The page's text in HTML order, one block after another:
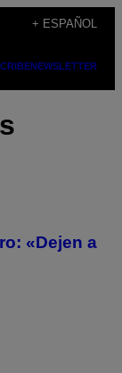
+ ESPAÑOL
NEWSLETTER
«Dejen a